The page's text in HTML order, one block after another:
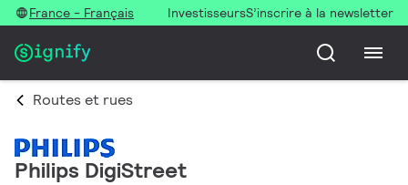
France - Français InvestisseursS’inscrire à la newsletter
Routes et rues
Philips DigiStreet